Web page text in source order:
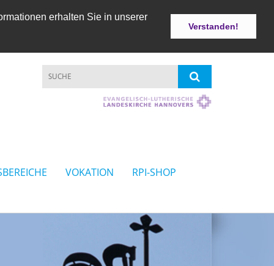
erhalten Sie in unserer
Verstanden!
VOKATION RPI-SHOP